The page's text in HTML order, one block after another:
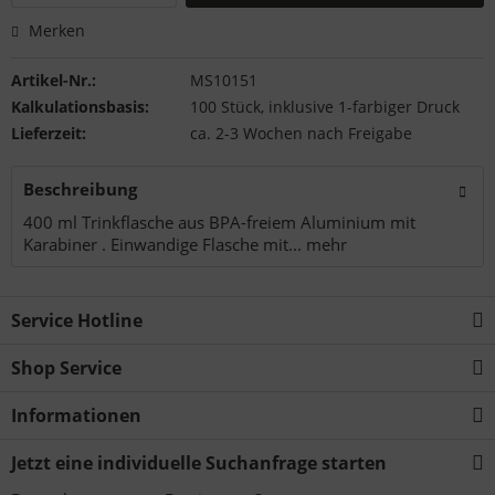
Merken
Artikel-Nr.:
MS10151
Kalkulationsbasis:
100 Stück, inklusive 1-farbiger Druck
Lieferzeit:
ca. 2-3 Wochen nach Freigabe
Beschreibung
400 ml Trinkflasche aus BPA-freiem Aluminium mit
Karabiner . Einwandige Flasche mit... mehr
Service Hotline
Shop Service
Informationen
Jetzt eine individuelle Suchanfrage starten